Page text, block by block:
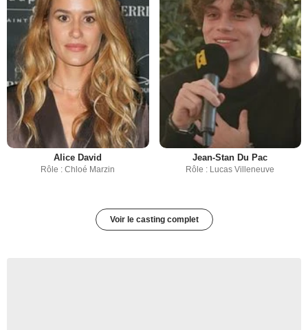
Alice David
Rôle : Chloé Marzin
Jean-Stan Du Pac
Rôle : Lucas Villeneuve
Voir le casting complet